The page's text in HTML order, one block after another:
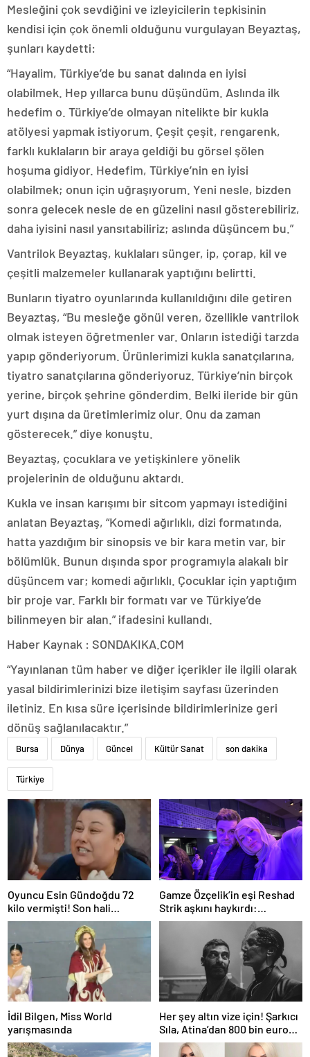
Mesleğini çok sevdiğini ve izleyicilerin tepkisinin
kendisi için çok önemli olduğunu vurgulayan Beyaztaş,
şunları kaydetti:
“Hayalim, Türkiye’de bu sanat dalında en iyisi
olabilmek. Hep yıllarca bunu düşündüm. Aslında ilk
hedefim o. Türkiye’de olmayan nitelikte bir kukla
atölyesi yapmak istiyorum. Çeşit çeşit, rengarenk,
farklı kuklaların bir araya geldiği bu görsel şölen
hoşuma gidiyor. Hedefim, Türkiye’nin en iyisi
olabilmek; onun için uğraşıyorum. Yeni nesle, bizden
sonra gelecek nesle de en güzelini nasıl gösterebiliriz,
daha iyisini nasıl yansıtabiliriz; aslında düşüncem bu.”
Vantrilok Beyaztaş, kuklaları sünger, ip, çorap, kil ve
çeşitli malzemeler kullanarak yaptığını belirtti.
Bunların tiyatro oyunlarında kullanıldığını dile getiren
Beyaztaş, “Bu mesleğe gönül veren, özellikle vantrilok
olmak isteyen öğretmenler var. Onların istediği tarzda
yapıp gönderiyorum. Ürünlerimizi kukla sanatçılarına,
tiyatro sanatçılarına gönderiyoruz. Türkiye’nin birçok
yerine, birçok şehrine gönderdim. Belki ileride bir gün
yurt dışına da üretimlerimiz olur. Onu da zaman
gösterecek.” diye konuştu.
Beyaztaş, çocuklara ve yetişkinlere yönelik
projelerinin de olduğunu aktardı.
Kukla ve insan karışımı bir sitcom yapmayı istediğini
anlatan Beyaztaş, “Komedi ağırlıklı, dizi formatında,
hatta yazdığım bir sinopsis ve bir kara metin var, bir
bölümlük. Bunun dışında spor programıyla alakalı bir
düşüncem var; komedi ağırlıklı. Çocuklar için yaptığım
bir proje var. Farklı bir formatı var ve Türkiye’de
bilinmeyen bir alan.” ifadesini kullandı.
Haber Kaynak : SONDAKIKA.COM
“Yayınlanan tüm haber ve diğer içerikler ile ilgili olarak
yasal bildirimlerinizi bize iletişim sayfası üzerinden
iletiniz. En kısa süre içerisinde bildirimlerinize geri
dönüş sağlanılacaktır.”
Bursa Dünya Güncel Kültür Sanat son dakika
Türkiye
Oyuncu Esin Gündoğdu 72
kilo vermişti! Son hali
gündem oldu
Gamze Özçelik’in eşi Reshad
Strik aşkını haykırdı:
“Cennetim”
İdil Bilgen, Miss World
yarışmasında
Her şey altın vize için! Şarkıcı
Sıla, Atina’dan 800 bin euro
değerinde daire aldı